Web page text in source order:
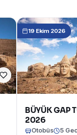
19 Ekim 2026
BÜYÜK GAP
2026
Otobüs 5